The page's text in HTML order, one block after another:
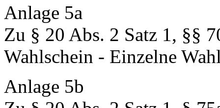
Anlage 5a
Zu § 20 Abs. 2 Satz 1, §§
Wahlschein - Einzelne
Anlage 5b